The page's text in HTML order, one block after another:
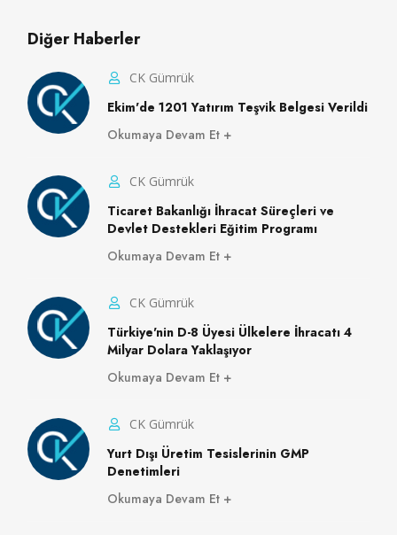
Diğer Haberler
CK Gümrük
Ekim'de 1201 Yatırım Teşvik Belgesi Verildi
Okumaya Devam Et
CK Gümrük
Ticaret Bakanlığı İhracat Süreçleri ve
Devlet Destekleri Eğitim Programı
Okumaya Devam Et
CK Gümrük
Türkiye'nin D-8 Üyesi Ülkelere İhracatı 4
Milyar Dolara Yaklaşıyor
Okumaya Devam Et
CK Gümrük
Yurt Dışı Üretim Tesislerinin GMP
Denetimleri
Okumaya Devam Et